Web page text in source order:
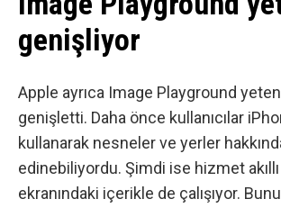
genişliyor
Apple ayrıca Image Playground
genişletti. Daha önce kullanıcılar
kullanarak nesneler ve yerler
edinebiliyordu. Şimdi ise hizmet
ekranındaki içerikle de çalışıyor.